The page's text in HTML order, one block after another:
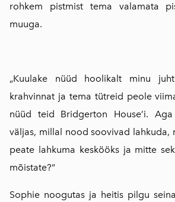
rohkem pistmist tema valamata
muuga.
„Kuulake nüüd hoolikalt minu
krahvinnat ja tema tütreid peole
nüüd teid Bridgerton House’i.
väljas, millal nood soovivad lahkuda,
peate lahkuma keskööks ja mitte
mõistate?“
Sophie noogutas ja heitis pilgu